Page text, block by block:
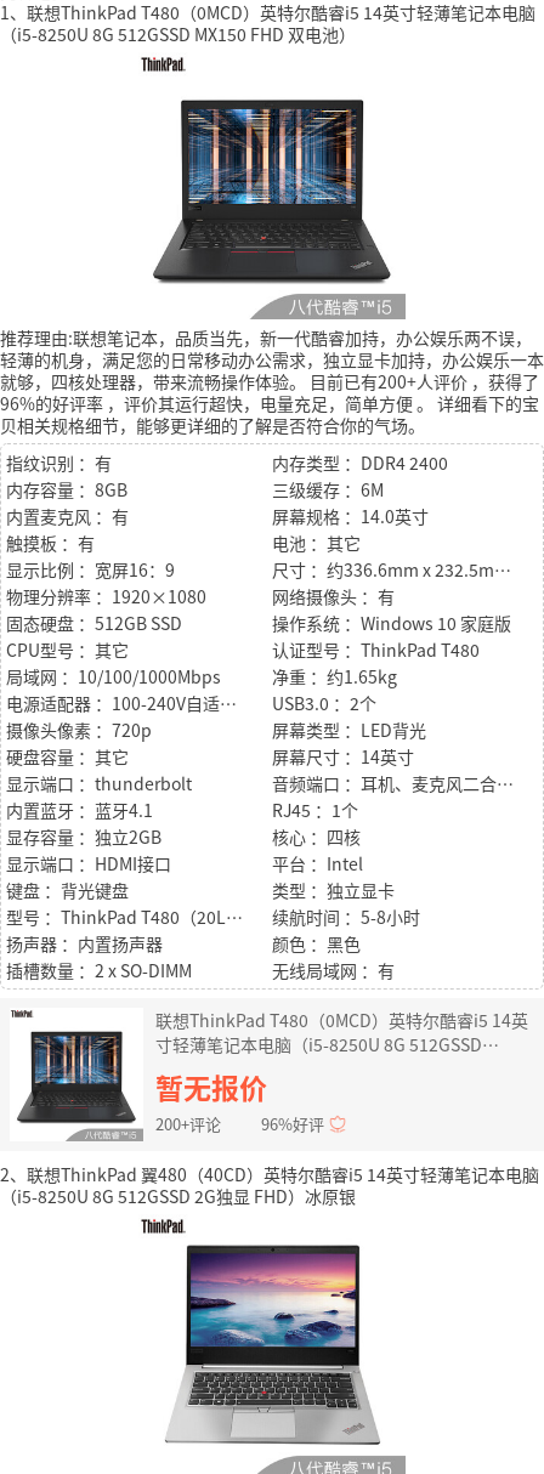
1、联想ThinkPad T480（0MCD）英特尔酷睿i5 14英寸轻薄笔记本电脑
（i5-8250U 8G 512GSSD MX150 FHD 双电池）
推荐理由:联想笔记本，品质当先，新一代酷睿加持，办公娱乐两不误，
轻薄的机身，满足您的日常移动办公需求，独立显卡加持，办公娱乐一本
就够，四核处理器，带来流畅操作体验。
目前已有200+人评价 ，获得了
96%的好评率 ，评价其运行超快，电量充足，简单方便。 详细看下的宝
贝相关规格细节，能够更详细的了解是否符合你的气场。
指纹识别 ：有
内存类型 ：DDR4 2400
内存容量 ：8GB
三级缓存 ：6M
内置麦克风 ：有
屏幕规格 ：14.0英寸
触摸板 ：有
电池 ：其它
显示比例 ：宽屏16：9
尺寸 ：约336.6mm x 232.5mm x 19.95mm
物理分辨率 ：1920×1080
网络摄像头 ：有
固态硬盘 ：512GB SSD
操作系统 ：Windows 10 家庭版
CPU型号 ：其它
认证型号 ：ThinkPad T480
局域网 ：10/100/1000Mbps
净重 ：约1.65kg
电源适配器 ：100-240V自适应交流电源适配器
USB3.0 ：2个
摄像头像素 ：720p
屏幕类型 ：LED背光
硬盘容量 ：其它
屏幕尺寸 ：14英寸
显示端口 ：thunderbolt
音频端口 ：耳机、麦克风二合一接口
内置蓝牙 ：蓝牙4.1
RJ45 ：1个
显存容量 ：独立2GB
核心 ：四核
显示端口 ：HDMI接口
平台 ：Intel
键盘 ：背光键盘
类型 ：独立显卡
型号 ：ThinkPad T480（20L5A00MCD）
续航时间 ：5-8小时
扬声器 ：内置扬声器
颜色 ：黑色
插槽数量 ：2 x SO-DIMM
无线局域网 ：有
联想ThinkPad T480（0MCD）英特尔酷睿i5 14英
寸轻薄笔记本电脑（i5-8250U 8G 512GSSD
MX150 FHD 双电池）
暂无报价
200+评论 96%好评
2、联想ThinkPad 翼480（40CD）英特尔酷睿i5 14英寸轻薄笔记本电脑
（i5-8250U 8G 512GSSD 2G独显 FHD）冰原银